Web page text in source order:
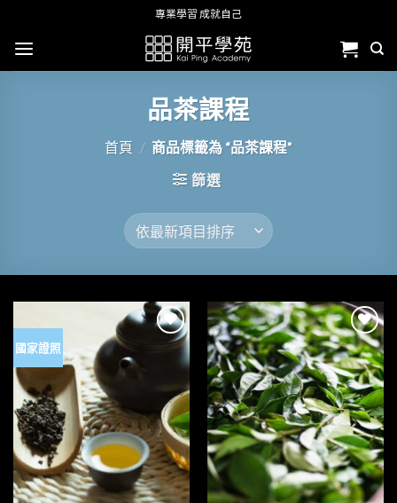
content
專業學習 成就自己
品茶課程
首頁 / 商品標籤為 “品茶課程”
篩選
國家證照
「願
望清
單」
加入
「願
望清
單」